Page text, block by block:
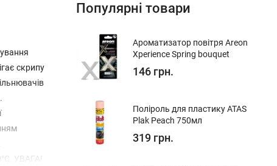
скрипу
УВАГА!
Популярні товари
Ароматизатор повітря Areon
Xperience Spring bouquet
146 грн.
Поліроль для пластику ATAS
Plak Peach 750мл
319 грн.